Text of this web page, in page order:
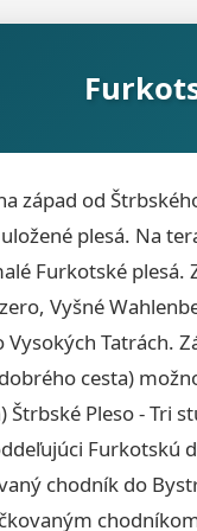
západ od
plesá. Na
Furkotské
Vyšné
Vysokých Tatrách.
cesta)
Štrbské Pleso -
Furkotskú
chodník do